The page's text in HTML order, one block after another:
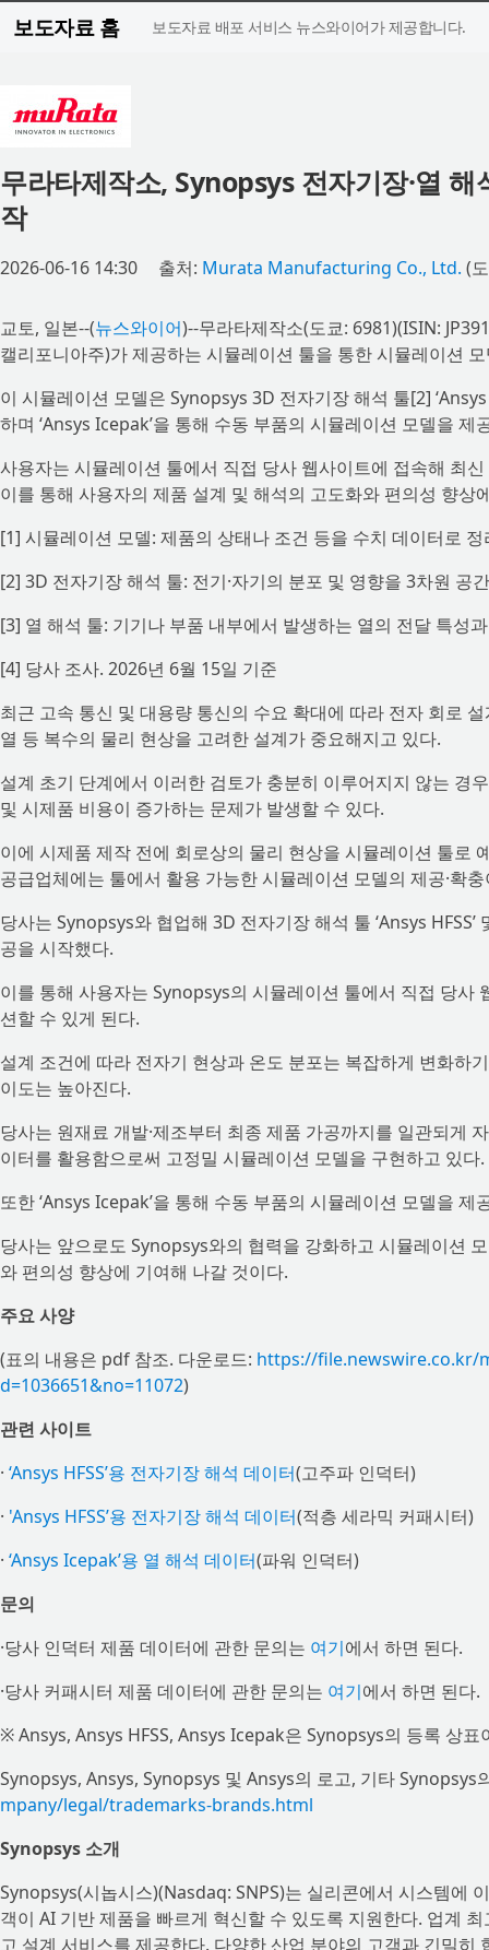
보도자료 홈 보도자료 배포 서비스 뉴스와이어가 제공합니다.
무라타제작소, Synopsys 전자기장·열
작
2026-06-16 14:30 출처: Murata Manufacturing Co., Ltd. (
교토, 일본--(뉴스와이어)--무라타제작소(도쿄: 6981)(ISIN:
캘리포니아주)가 제공하는 시뮬레이션 툴을 통한 시뮬레이션
이 시뮬레이션 모델은 Synopsys 3D 전자기장 해석 툴[2]
하며 ‘Ansys Icepak’을 통해 수동 부품의 시뮬레이션 모델을
사용자는 시뮬레이션 툴에서 직접 당사 웹사이트에 접속해 최
이를 통해 사용자의 제품 설계 및 해석의 고도화와 편의성 향상
[1] 시뮬레이션 모델: 제품의 상태나 조건 등을 수치 데이터로
[2] 3D 전자기장 해석 툴: 전기·자기의 분포 및 영향을 3차원 공
[3] 열 해석 툴: 기기나 부품 내부에서 발생하는 열의 전달 특성
[4] 당사 조사. 2026년 6월 15일 기준
최근 고속 통신 및 대용량 통신의 수요 확대에 따라 전자 회로
열 등 복수의 물리 현상을 고려한 설계가 중요해지고 있다.
설계 초기 단계에서 이러한 검토가 충분히 이루어지지 않는 경
및 시제품 비용이 증가하는 문제가 발생할 수 있다.
이에 시제품 제작 전에 회로상의 물리 현상을 시뮬레이션 툴로
공급업체에는 툴에서 활용 가능한 시뮬레이션 모델의 제공·확
당사는 Synopsys와 협업해 3D 전자기장 해석 툴 ‘Ansys
공을 시작했다.
이를 통해 사용자는 Synopsys의 시뮬레이션 툴에서 직접 당사
션할 수 있게 된다.
설계 조건에 따라 전자기 현상과 온도 분포는 복잡하게 변화하
이도는 높아진다.
당사는 원재료 개발·제조부터 최종 제품 가공까지를 일관되게
이터를 활용함으로써 고정밀 시뮬레이션 모델을 구현하고 있다.
또한 ‘Ansys Icepak’을 통해 수동 부품의 시뮬레이션 모델을
당사는 앞으로도 Synopsys와의 협력을 강화하고 시뮬레이션
와 편의성 향상에 기여해 나갈 것이다.
주요 사양
(표의 내용은 pdf 참조. 다운로드: https://file.newswire.co.kr/
d=1036651&no=11072)
관련 사이트
· ‘Ansys HFSS’용 전자기장 해석 데이터(고주파 인덕터)
· 'Ansys HFSS’용 전자기장 해석 데이터(적층 세라믹 커패시터)
· ‘Ansys Icepak’용 열 해석 데이터(파워 인덕터)
문의
·당사 인덕터 제품 데이터에 관한 문의는 여기에서 하면 된다.
·당사 커패시터 제품 데이터에 관한 문의는 여기에서 하면 된다.
※ Ansys, Ansys HFSS, Ansys Icepak은 Synopsys의 등록 상표
Synopsys, Ansys, Synopsys 및 Ansys의 로고, 기타 Synopsys
mpany/legal/trademarks-brands.html
Synopsys 소개
Synopsys(시놉시스)(Nasdaq: SNPS)는 실리콘에서 시스템에
객이 AI 기반 제품을 빠르게 혁신할 수 있도록 지원한다. 업계
고 설계 서비스를 제공한다. 다양한 산업 분야의 고객과 긴밀